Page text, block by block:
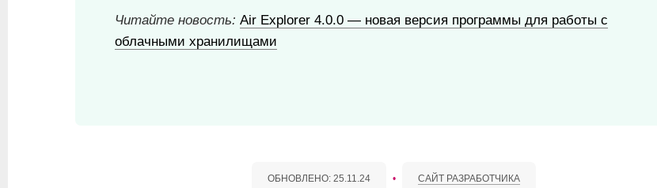
Читайте новость: Air Explorer 4.0.0 — новая версия программы для работы с
облачными хранилищами
ОБНОВЛЕНО: 25.11.24 • САЙТ РАЗРАБОТЧИКА